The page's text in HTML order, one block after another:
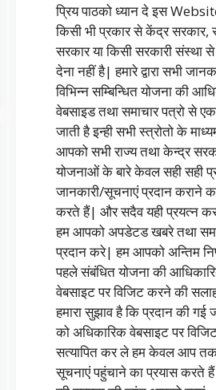
प्रिय पाठको ध्यान दे इस
किसी भी प्रकार से केंद्र सरकार,
सरकार या किसी सरकारी संस्था
देना नहीं है| हमारे द्वारा सभी
विभिन्न सम्बिन्धित योजना की
वेबसाइड तथा समाचार पत्रो से
जाती है इन्ही सभी स्त्रोतो के
आपको सभी राज्य तथा केन्द्र
योजनाओं के बारे केवल सही सही
जानकारी/सूचनाएं प्रदान कराने
करते हैं| और सदैव यही प्रयत्न
हम आपको अपडेटड खबरे तथा
प्रदान करे| हम आपको अन्तिम
पहले संबंधित योजना की
वेबसाइट पर विजिट करने की
हमारा सुझाव है कि प्रदान की गई
को अधिकारिक वेबसाइट पर
सत्यापित कर ले हम केवल आप तक
सूचनाएं पहुंचाने का प्रयास करते